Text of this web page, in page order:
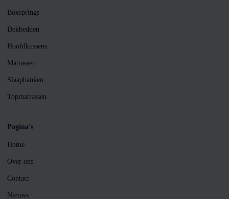
Boxsprings
Dekbedden
Hoofdkussens
Matrassen
Slaapbanken
Topmatrassen
Pagina's
Home
Over ons
Contact
Nieuws